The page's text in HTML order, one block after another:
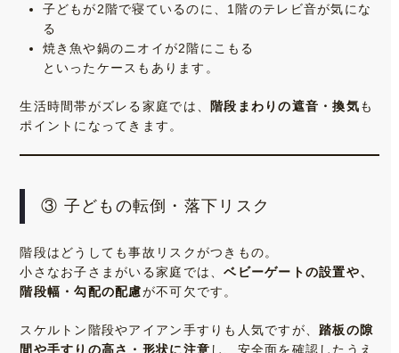
子どもが2階で寝ているのに、1階のテレビ音が気にな
る
焼き魚や鍋のニオイが2階にこもる
といったケースもあります。
生活時間帯がズレる家庭では、 階段まわりの遮音・換気も
ポイントになってきます。
③ 子どもの転倒・落下リスク
階段はどうしても事故リスクがつきもの。
小さなお子さまがいる家庭では、ベビーゲートの設置や、
階段幅・勾配の配慮が不可欠です。
スケルトン階段やアイアン手すりも人気ですが、踏板の隙
間や手すりの高さ・形状に注意 し、安全面を確認したうえ